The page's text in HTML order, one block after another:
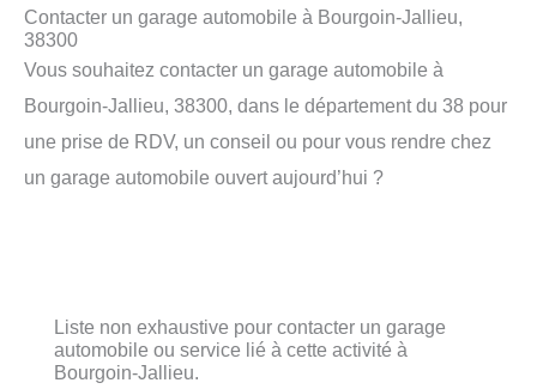
Contacter un garage automobile à Bourgoin-Jallieu,
38300
Vous souhaitez contacter un garage automobile à
Bourgoin-Jallieu, 38300, dans le département du 38 pour
une prise de RDV, un conseil ou pour vous rendre chez
un garage automobile ouvert aujourd’hui ?
Liste non exhaustive pour contacter un garage
automobile ou service lié à cette activité à
Bourgoin-Jallieu.